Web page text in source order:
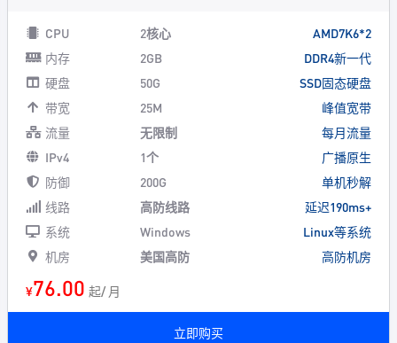
CPU 2核心
AMD7K6*2
内存
2GB
DDR4新一代
硬盘
50G
SSD固态硬盘
带宽
25M
峰值宽带
流量
无限制
每月流量
IPv4
1个
广播原生
防御
200G
单机秒解
线路
高防线路
延迟190ms+
系统
Windows
Linux等系统
机房
美国高防 高防机房
¥76.00 起/ 月
立即购买